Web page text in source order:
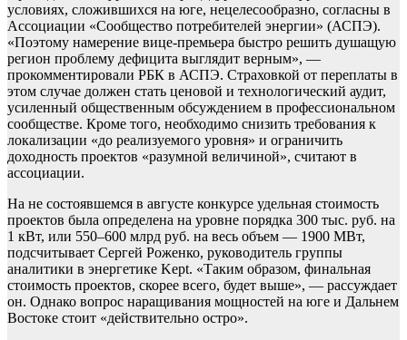
условиях, сложившихся на юге, нецелесообразно, согласны в
Ассоциации «Сообщество потребителей энергии» (АСПЭ).
«Поэтому намерение вице-премьера быстро решить душащую
регион проблему дефицита выглядит верным», —
прокомментировали РБК в АСПЭ. Страховкой от переплаты в
этом случае должен стать ценовой и технологический аудит,
усиленный общественным обсуждением в профессиональном
сообществе. Кроме того, необходимо снизить требования к
локализации «до реализуемого уровня» и ограничить
доходность проектов «разумной величиной», считают в
ассоциации.
На не состоявшемся в августе конкурсе удельная стоимость
проектов была определена на уровне порядка 300 тыс. руб. на
1 кВт, или 550–600 млрд руб. на весь объем — 1900 МВт,
подсчитывает Сергей Роженко, руководитель группы
аналитики в энергетике Kept. «Таким образом, финальная
стоимость проектов, скорее всего, будет выше», — рассуждает
он. Однако вопрос наращивания мощностей на юге и Дальнем
Востоке стоит «действительно остро».